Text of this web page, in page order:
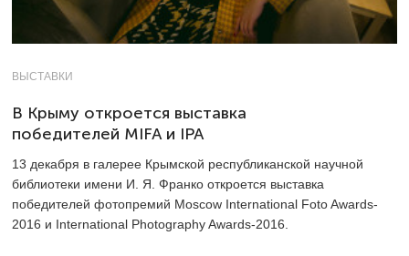
ВЫСТАВКИ
В Крыму откроется выставка
победителей MIFA и IPA
13 декабря в галерее Крымской республиканской научной
библиотеки имени И. Я. Франко откроется выставка
победителей фотопремий Moscow International Foto Awards-
2016 и International Photography Awards-2016.